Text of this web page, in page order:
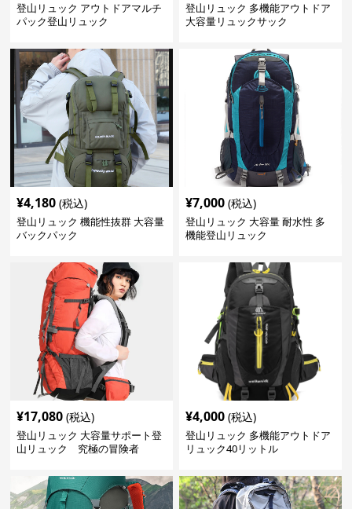
登山リュック アウトドアマルチ
パック登山リュック
登山リュック 多機能アウトドア
大容量リュックサック
¥4,180 (税込)
登山リュック 機能性抜群 大容量
バックパック
¥7,000 (税込)
登山リュック 大容量 耐水性 多
機能登山リュック
¥17,080 (税込)
登山リュック 大容量サポート登
山リュック 究極の冒険者
¥4,000 (税込)
登山リュック 多機能アウトドア
リュック40リットル